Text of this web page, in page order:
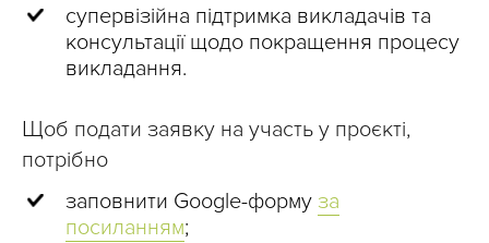
супервізійна підтримка викладачів та
консультації щодо покращення процесу
викладання.
Щоб подати заявку на участь у проєкті,
потрібно
заповнити Google-форму за
посиланням;